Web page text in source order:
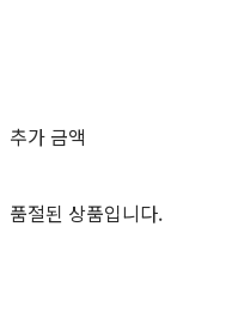
추가 금액
품절된 상품입니다.